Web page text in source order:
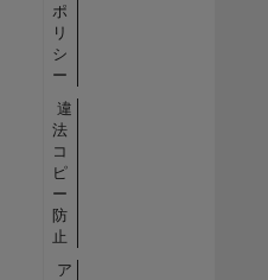
ポ
リ
シ
ー
違
法
コ
ピ
ー
防
止
ア